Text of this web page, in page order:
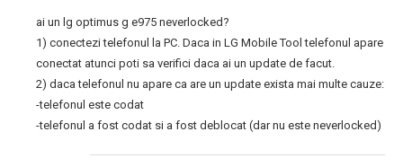
ai un lg optimus g e975 neverlocked?
1) conectezi telefonul la PC. Daca in LG Mobile Tool telefonul apare
conectat atunci poti sa verifici daca ai un update de facut.
2) daca telefonul nu apare ca are un update exista mai multe cauze:
-telefonul este codat
-telefonul a fost codat si a fost deblocat (dar nu este neverlocked)